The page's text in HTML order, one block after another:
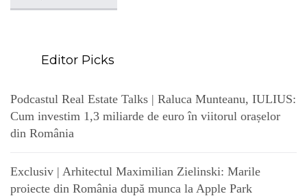
Editor Picks
Podcastul Real Estate Talks | Raluca Munteanu, IULIUS:
Cum investim 1,3 miliarde de euro în viitorul orașelor
din România
Exclusiv | Arhitectul Maximilian Zielinski: Marile
proiecte din România după munca la Apple Park